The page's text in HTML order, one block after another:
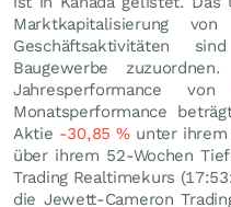
Marktkapitalisierung
Geschäftsaktivitäten
Baugewerbe
Jahresperformance von
Monatsperformance
Aktie -30,85%unter ihrem
über ihrem 52-Wochen
Trading Realtimekurs
die Jewett-Cameron